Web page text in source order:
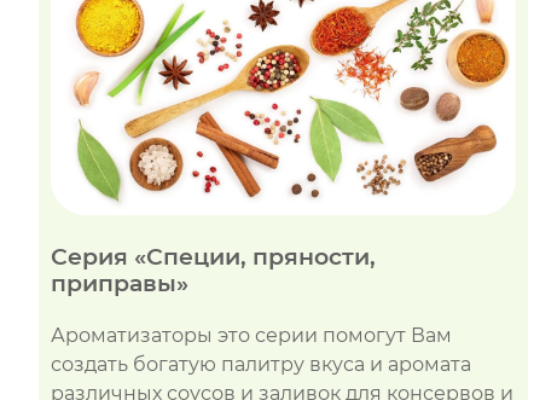
Серия «Специи, пряности,
приправы»
Ароматизаторы это серии помогут Вам
создать богатую палитру вкуса и аромата
различных соусов и заливок для консервов и